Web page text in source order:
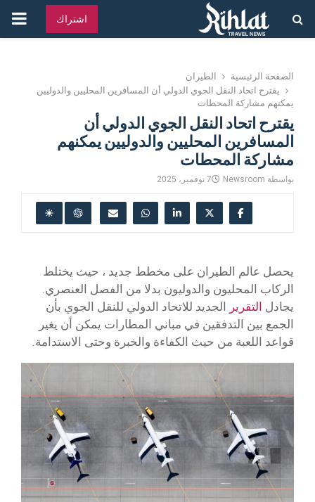
اشتراك
الصفحة الرئيسية
الطيران
يقترح اتحاد النقل الجوي الدولي أن المسافرين المحليين والدوليين
يمكنهم مشاركة المحطات
يقترح اتحاد النقل الجوي الدولي أن
المسافرين المحليين والدوليين يمكنهم
مشاركة المحطات
بواسطة Newsroom 7 نوفمبر، 2025
يحصل عالم الطيران على مخطط جديد ، حيث يختلط
الركاب المحليون والدوليون بدلا من الفصل العنصري.
يجادل التقرير الجديد للاتحاد الدولي للنقل الجوي بأن
الجمع بين التدفقين في مباني المطارات يمكن أن يغير
قواعد اللعبة من حيث الكفاءة والخبرة وحتى الاستدامة.